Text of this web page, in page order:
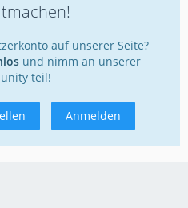
auf unserer Seite?
und nimm an unserer
teil!
Anmelden